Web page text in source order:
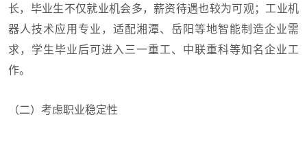
长，毕业生不仅就业机会多，薪资待遇也较为可观；工业机
器人技术应用专业，适配湘潭、岳阳等地智能制造企业需
求，学生毕业后可进入三一重工、中联重科等知名企业工
作。
（二）考虑职业稳定性